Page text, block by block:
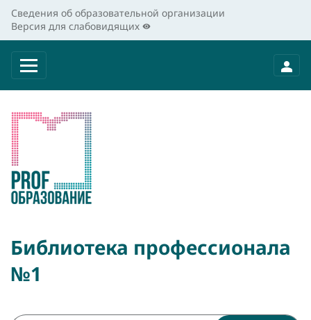
Сведения об образовательной организации
Версия для слабовидящих
Библиотека профессионала
№1